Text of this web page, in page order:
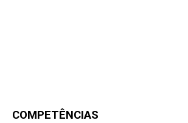
COMPETÊNCIAS